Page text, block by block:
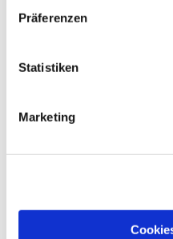
Präferenzen
Statistiken
Marketing
Dies